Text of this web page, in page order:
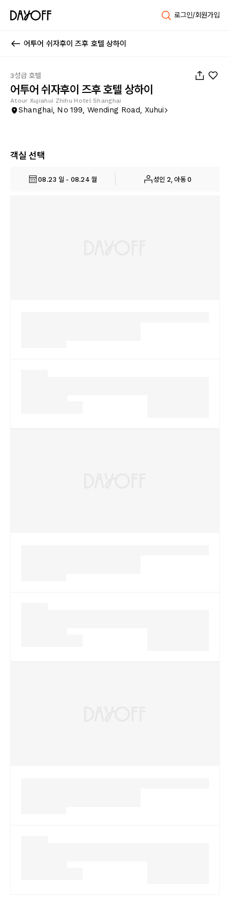
로그인/회원가입
어투어 쉬자후이 즈후 호텔 상하이
3성급 호텔
어투어 쉬자후이 즈후 호텔 상하이
Atour Xujiahui Zhihu Hotel Shanghai
Shanghai, No 199, Wending Road, Xuhui
객실 선택
08.23 일 - 08.24 월 성인 2, 아동 0